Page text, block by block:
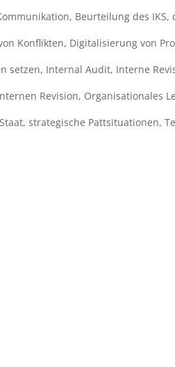
, Beurteilung des IKS,
Konflikten, Digitalisierung von
setzen, Internal Audit, Interne
Revision, Organisationales
Staat,strategische Pattsituationen,